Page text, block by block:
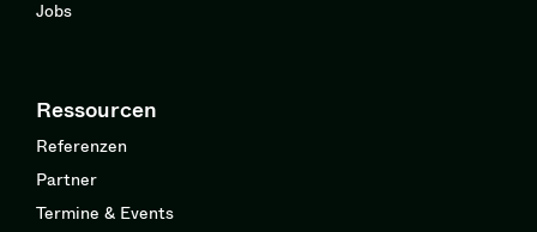
Jobs
Ressourcen
Referenzen
Partner
Termine & Events